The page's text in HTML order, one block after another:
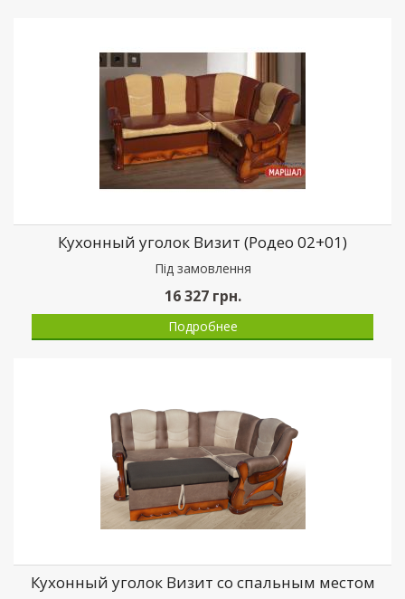
Кухонный уголок Визит (Родео 02+01)
Пiд замовлення
16 327грн.
Подробнее
Кухонный уголок Визит со спальным местом